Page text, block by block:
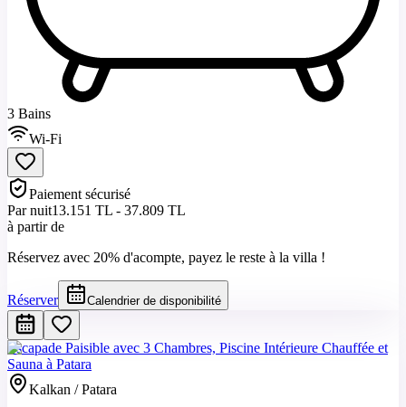
3 Bains
Wi-Fi
Paiement sécurisé
Par nuit13.151 TL - 37.809 TL
à partir de
Réservez avec 20% d'acompte, payez le reste à la villa !
Réserver Calendrier de disponibilité
Escapade Paisible avec 3 Chambres, Piscine Intérieure Chauffée et
Sauna à Patara
Kalkan / Patara